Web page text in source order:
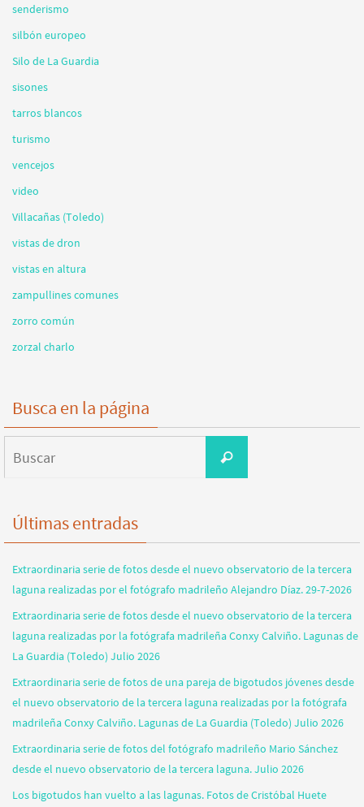
senderismo
silbón europeo
Silo de La Guardia
sisones
tarros blancos
turismo
vencejos
video
Villacañas (Toledo)
vistas de dron
vistas en altura
zampullines comunes
zorro común
zorzal charlo
Busca en la página
Buscar
Últimas entradas
Extraordinaria serie de fotos desde el nuevo observatorio de la tercera
laguna realizadas por el fotógrafo madrileño Alejandro Díaz. 29-7-2026
Extraordinaria serie de fotos desde el nuevo observatorio de la tercera
laguna realizadas por la fotógrafa madrileña Conxy Calviño. Lagunas de
La Guardia (Toledo) Julio 2026
Extraordinaria serie de fotos de una pareja de bigotudos jóvenes desde
el nuevo observatorio de la tercera laguna realizadas por la fotógrafa
madrileña Conxy Calviño. Lagunas de La Guardia (Toledo) Julio 2026
Extraordinaria serie de fotos del fotógrafo madrileño Mario Sánchez
desde el nuevo observatorio de la tercera laguna. Julio 2026
Los bigotudos han vuelto a las lagunas. Fotos de Cristóbal Huete